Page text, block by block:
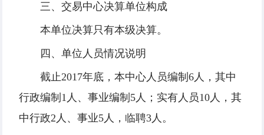
三、交易中心决算单位构成
本单位决算只有本级决算。
四、单位人员情况说明
截止2017年底，本中心人员编制6人，其中
行政编制1人、事业编制5人；实有人员10人，其
中行政2人、事业5人，临聘3人。